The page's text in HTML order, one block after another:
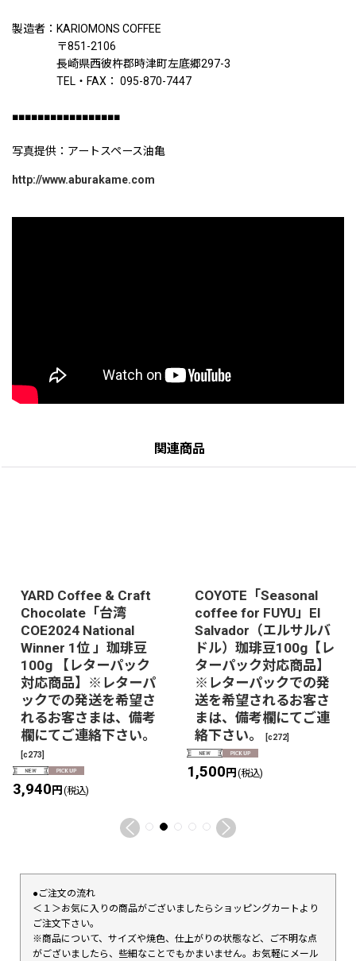
製造者：KARIOMONS COFFEE
〒851-2106
長崎県西彼杵郡時津町左底郷297-3
TEL・FAX： 095-870-7447
■■■■■■■■■■■■■■■■■
写真提供：アートスペース油亀
http://www.aburakame.com
関連商品
YARD Coffee & Craft
Chocolate「台湾
COE2024 National
Winner 1位 」珈琲豆
100g 【レターパック
対応商品】※レターパ
ックでの発送を希望さ
れるお客さまは、備考
欄にてご連絡下さい。
[c273]
3,940円 (税込)
COYOTE「Seasonal
coffee for FUYU」El
Salvador（エルサルバ
ドル）珈琲豆100g【レ
ターパック対応商品】
※レターパックでの発
送を希望されるお客さ
まは、備考欄にてご連
絡下さい。
[c272]
1,500円 (税込)
●ご注文の流れ
＜１＞お気に入りの商品がございましたらショッピングカートより
ご注文下さい。
※商品について、サイズや焼色、仕上がりの状態など、ご不明な点
がございましたら、些細なことでもかまいません。お気軽にメール